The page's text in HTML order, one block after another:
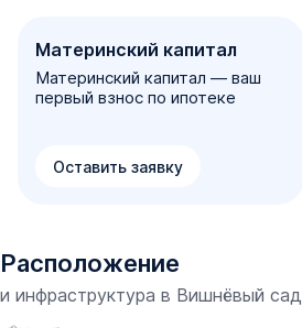
Материнский капитал
Материнский капитал — ваш
первый взнос по ипотеке
Оставить заявку
Расположение
и инфраструктура в Вишнёвый сад